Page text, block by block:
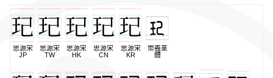
思源宋
JP
思源宋
TW
思源宋
HK
思源宋
CN
思源宋
KR
崇羲篆
體